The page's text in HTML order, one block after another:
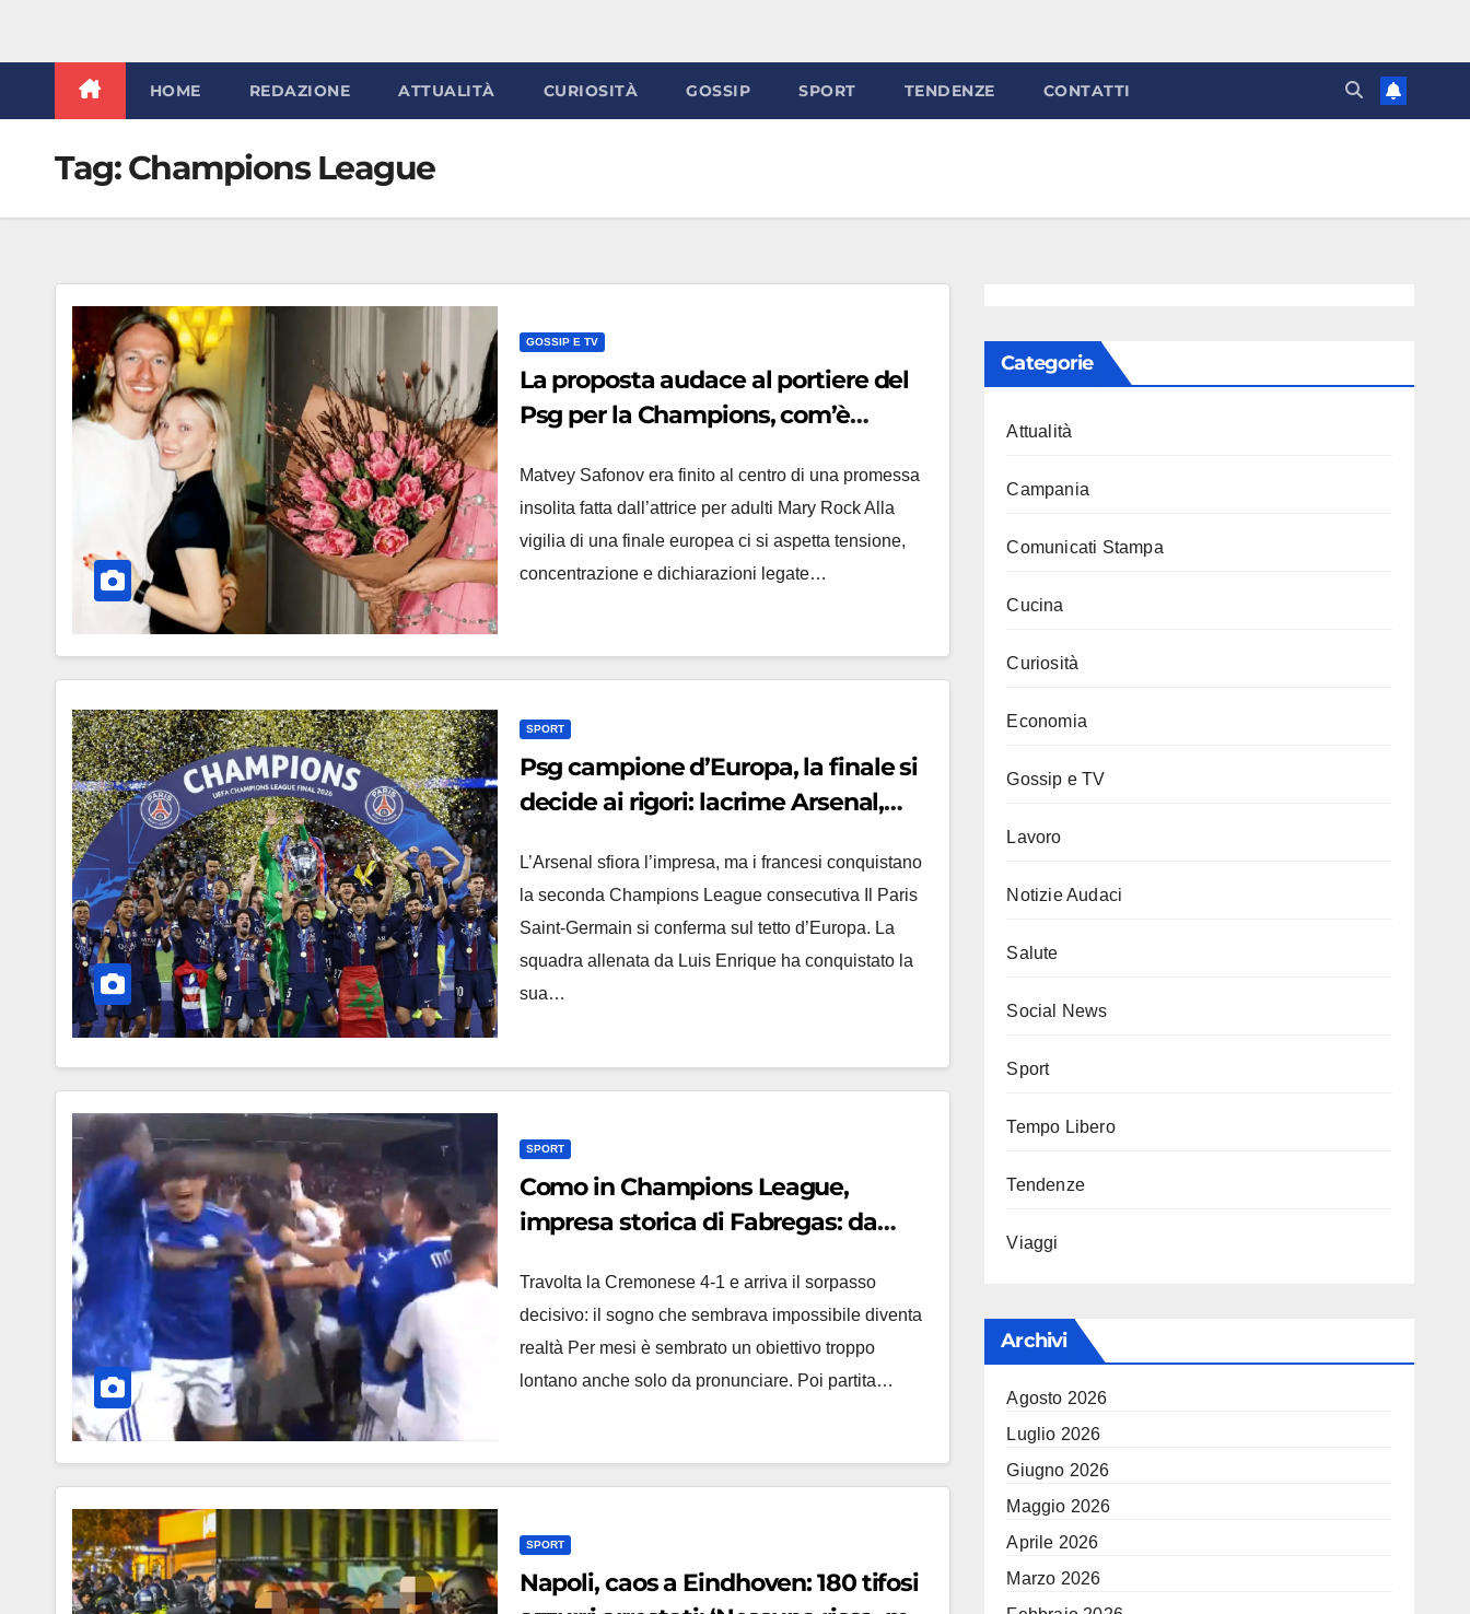
HOME REDAZIONE ATTUALITÀ CURIOSITÀ GOSSIP SPORT TENDENZE CONTATTI
Tag:Champions League
GOSSIP E TV
La proposta audace al portiere del
Psg per la Champions, com’è
moglie di Safonov
Matvey Safonov era finito al centro di una promessa
insolita fatta dall’attrice per adulti Mary Rock Alla
vigilia di una finale europea ci si aspetta tensione,
concentrazione e dichiarazioni legate…
SPORT
Psg campione d’Europa, la finale si
decide ai rigori: lacrime Arsenal,
fiamme e boati
L’Arsenal sfiora l’impresa, ma i francesi conquistano
la seconda Champions League consecutiva Il Paris
Saint-Germain si conferma sul tetto d’Europa. La
squadra allenata da Luis Enrique ha conquistato la
sua…
SPORT
Como in Champions League,
impresa storica di Fabregas: da
in soli due anni
Travolta la Cremonese 4-1 e arriva il sorpasso
decisivo: il sogno che sembrava impossibile diventa
realtà Per mesi è sembrato un obiettivo troppo
lontano anche solo da pronunciare. Poi partita…
SPORT
Napoli, caos a Eindhoven: 180 tifosi
Categorie
Attualità
Campania
Comunicati Stampa
Cucina
Curiosità
Economia
Gossip e TV
Lavoro
Notizie Audaci
Salute
Social News
Sport
Tempo Libero
Tendenze
Viaggi
Archivi
Agosto 2026
Luglio 2026
Giugno 2026
Maggio 2026
Aprile 2026
Marzo 2026